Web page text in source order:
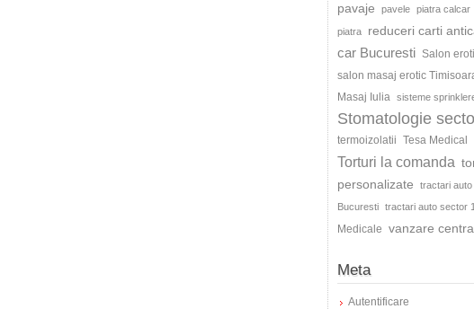
pavaje pavele piatra calcar
piatra reduceri carti
car Bucuresti Salon
salon masaj erotic
Masaj Iulia sisteme
Stomatologie
termoizolatii Tesa Medical
Torturi la comanda
personalizate
tractari auto
Bucuresti tractari auto sector
Medicale vanzare
Meta
Autentificare